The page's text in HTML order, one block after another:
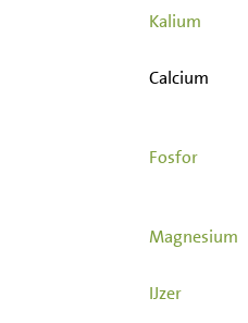
Kalium
Calcium
Fosfor
Magnesium
IJzer